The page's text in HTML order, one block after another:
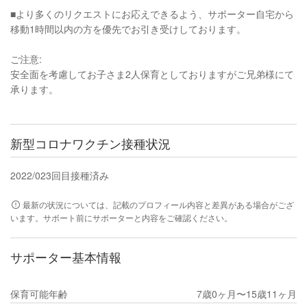
■より多くのリクエストにお応えできるよう、サポーター自宅から
移動1時間以内の方を優先でお引き受けしております。
ご注意:
安全面を考慮してお子さま2人保育としておりますがご兄弟様にて
承ります。
新型コロナワクチン接種状況
2022/023回目接種済み
最新の状況については、記載のプロフィール内容と差異がある場合がござ
います。サポート前にサポーターと内容をご確認ください。
サポーター基本情報
保育可能年齢
7歳0ヶ月〜15歳11ヶ月